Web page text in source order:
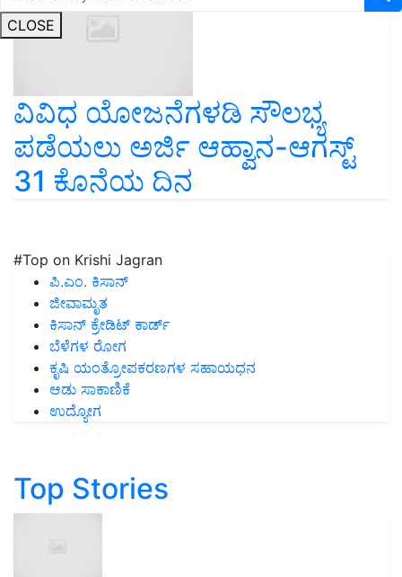
CLOSE
ವಿವಿಧ ಯೋಜನೆಗಳಡಿ ಸೌಲಭ್ಯ
ಪಡೆಯಲು ಅರ್ಜಿ ಆಹ್ವಾನ-ಆಗಸ್ಟ್
31 ಕೊನೆಯ ದಿನ
#Top on Krishi Jagran
ಪಿ.ಎಂ. ಕಿಸಾನ್
ಜೀವಾಮೃತ
ಕಿಸಾನ್ ಕ್ರೇಡಿಟ್ ಕಾರ್ಡ್
ಬೆಳೆಗಳ ರೋಗ
ಕೃಷಿ ಯಂತ್ರೋಪಕರಣಗಳ ಸಹಾಯಧನ
ಆಡು ಸಾಕಾಣಿಕೆ
ಉದ್ಯೋಗ
Top Stories